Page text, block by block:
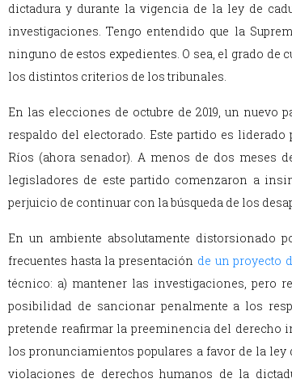
dictadura y durante la vigencia de la ley de
investigaciones. Tengo entendido que la
ninguno de estos expedientes. O sea, el grado
los distintos criterios de los tribunales.
En las elecciones de octubre de 2019, un nuevo
respaldo del electorado. Este partido es
Ríos (ahora senador). A menos de dos meses
legisladores de este partido comenzaron a
perjuicio de continuar con la búsqueda de los
En un ambiente absolutamente distorsionado
frecuentes hasta la presentación de un proyecto
técnico: a) mantener las investigaciones, pero
posibilidad de sancionar penalmente a los
pretende reafirmar la preeminencia del
los pronunciamientos populares a favor de la
violaciones de derechos humanos de la